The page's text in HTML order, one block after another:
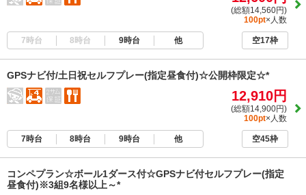
(総額14,560円)
100pt×人数
7時台 8時台 9時台 他 空17枠
GPSナビ付/土日祝セルフプレー(指定昼食付)☆公開枠限定☆*
12,910円
(総額14,900円)
100pt×人数
7時台 8時台 9時台 他 空45枠
コンペプラン☆ボール1ダース付☆GPSナビ付セルフプレー(指定
昼食付)※3組9名様以上～*